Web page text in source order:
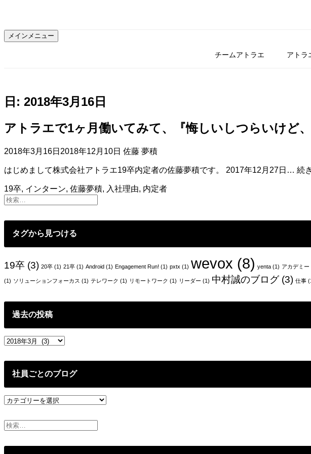
テ
ン
プ
メインメニュー
チームアトラエ アトラ
日: 2018年3月16日
アトラエで1ヶ月働いてみて、『悔しいしつらいけど
2018年3月16日 2018年12月10日 佐藤 夢積
はじめまして株式会社アトラエ19卒内定者の佐藤夢積です。 2017年12月27日… 続
19卒, インターン, 佐藤夢積, 入社理由, 内定者
タグから見つける
19卒 (3) 20卒 (1) 21卒 (1) Android (1) Engagement Run! (1) pxtx (1) wevox (8) yenta (1) アカデミー
(1) ソリューションフォーカス (1) テレワーク (1) リモートワーク (1) リーダー (1) 中村誠のブログ(3) 仕事
過去の投稿
過
の
社員ごとのブログ
社
ご
と